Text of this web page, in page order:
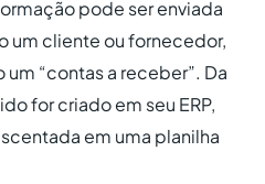
pode ser enviada
um cliente ou fornecedor,
“contas a receber”. Da
for criado em seu ERP,
em uma planilha